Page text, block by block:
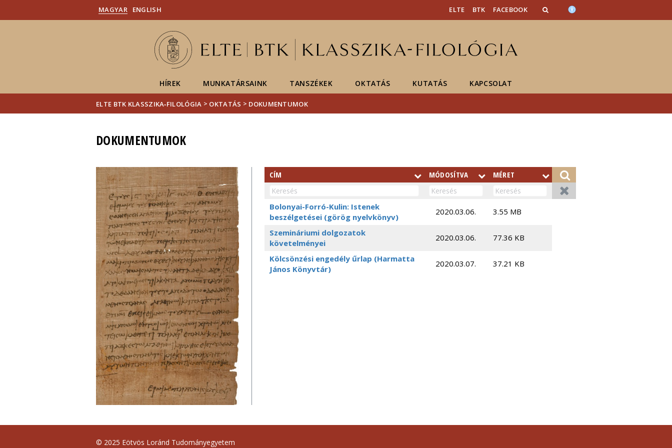
MAGYAR ENGLISH ELTE BTK FACEBOOK
HÍREK MUNKATÁRSAINK TANSZÉKEK OKTATÁS KUTATÁS KAPCSOLAT
ELTE BTK KLASSZIKA‑FILOLÓGIA > OKTATÁS > DOKUMENTUMOK
DOKUMENTUMOK
CÍM MÓDOSÍTVA MÉRET
Bolonyai-Forró-Kulin: Istenek
beszélgetései (görög nyelvkönyv)
2020.03.06. 3.55 MB
Szemináriumi dolgozatok
követelményei
2020.03.06. 77.36 KB
Kölcsönzési engedély űrlap (Harmatta
János Könyvtár)
2020.03.07. 37.21 KB
© 2025 Eötvös Loránd Tudományegyetem